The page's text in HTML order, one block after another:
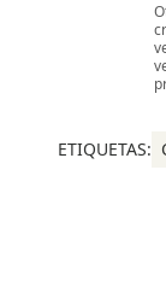
ETIQUETAS: